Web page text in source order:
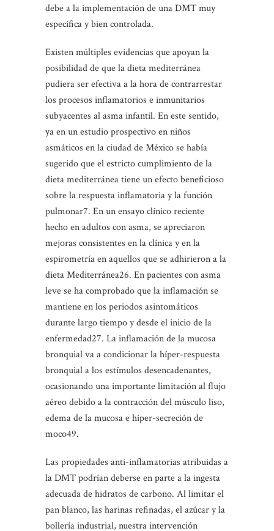
debe a la implementación de una DMT muy
específica y bien controlada.
Existen múltiples evidencias que apoyan la
posibilidad de que la dieta mediterránea
pudiera ser efectiva a la hora de contrarrestar
los procesos inflamatorios e inmunitarios
subyacentes al asma infantil. En este sentido,
ya en un estudio prospectivo en niños
asmáticos en la ciudad de México se había
sugerido que el estricto cumplimiento de la
dieta mediterránea tiene un efecto beneficioso
sobre la respuesta inflamatoria y la función
pulmonar7. En un ensayo clínico reciente
hecho en adultos con asma, se apreciaron
mejoras consistentes en la clínica y en la
espirometría en aquellos que se adhirieron a la
dieta Mediterránea26. En pacientes con asma
leve se ha comprobado que la inflamación se
mantiene en los periodos asintomáticos
durante largo tiempo y desde el inicio de la
enfermedad27. La inflamación de la mucosa
bronquial va a condicionar la híper-respuesta
bronquial a los estímulos desencadenantes,
ocasionando una importante limitación al flujo
aéreo debido a la contracción del músculo liso,
edema de la mucosa e híper-secreción de
moco49.
Las propiedades anti-inflamatorias atribuidas a
la DMT podrían deberse en parte a la ingesta
adecuada de hidratos de carbono. Al limitar el
pan blanco, las harinas refinadas, el azúcar y la
bollería industrial, nuestra intervención